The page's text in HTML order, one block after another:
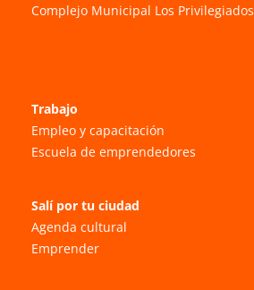
Complejo Municipal Los Privilegiados
Trabajo
Empleo y capacitación
Escuela de emprendedores
Salí por tu ciudad
Agenda cultural
Emprender